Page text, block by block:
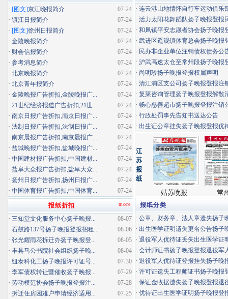
· 连云港山地情怀自行车运动俱乐
· 活力太阳花舞蹈队扬子晚报登报
· 和凤镇平安志愿者协会扬子晚报
· 武进区遥观镇体育总会扬子晚报
· 民办非企业单位注销债权债务公
· 沪武高速太仓至常州段扬子晚报
· 尚明珍扬子晚报登报权属声明
· 清江浦区支公司扬子晚报登报注
· 复莱咨询管理扬子晚报登报解散
· 畅心慈善超市扬子晚报登报注销
· 行政处罚事先告知书送达公告
· 出生证公章挂失扬子晚报登报优
报纸分类
· 公章、财务章、法人章遗失扬子
· 出生医学证明遗失更名公告扬子
· 退役军人优待证丢失出生医学证
· 会计师证书扬子晚报登报退役军
· 退役军人优待证登报挂失扬子晚
· 许可证遗失工程师证书扬子晚报
· 保证金收据遗失扬子晚报登报退
· 优待证出生医学证明扬子晚报登
07-24
· [图文]京江晚报简介
07-24
· 镇江日报简介
07-24
· [图文]徐州日报简介
07-24
· 金陵晚报简介
07-24
· 财会信报简介
07-24
· 参考消息简介
07-24
· 北京晚报简介
07-24
· 北京青年报简介
07-24
· 金陵晚报广告折扣,金陵晚报广...
07-24
· 21世纪经济报道广告折扣,21世...
07-24
· 南京日报广告折扣,南京日报广...
07-24
· 法制日报广告折扣,法制日报广...
07-24
· 南京晨报广告折扣,南京晨报广...
07-24
· 盐城晚报广告折扣,盐城晚报广...
07-24
· 中国建材报广告折扣,中国建材...
07-24
· 盐阜大众报广告折扣,盐阜大众...
07-24
· 扬州日报广告折扣,扬州日报广...
07-24
· 中国体育报广告折扣,中国体育...
more
报纸折扣
08-07
· 三知堂文化服务中心扬子晚报...
08-06
· 石鼓路137号扬子晚报登报招租...
08-05
· 张光耀雨花拆迁办扬子晚报登...
08-04
· 丰县马公书院社会组织扬子晚...
07-30
· 纽泰科化工扬子晚报许可证号...
07-29
· 李军债权转让暨催收扬子晚报...
07-28
· 劳动模范协会扬子晚报登报注...
07-25
· 拆迁住房困难户申请经济适用...